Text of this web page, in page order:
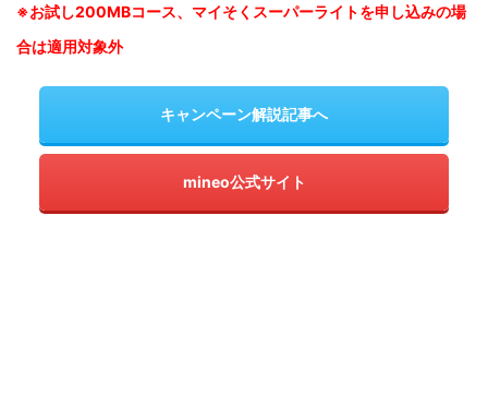
※お試し200MBコース、マイそくスーパーライトを申し込みの場
合は適用対象外
キャンペーン解説記事へ
mineo公式サイト